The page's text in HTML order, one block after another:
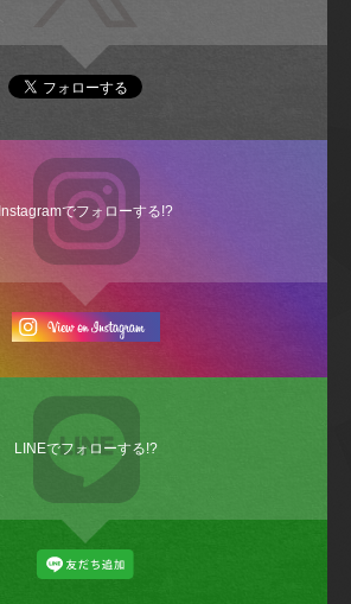
Instagramでフォローする!?
LINEでフォローする!?